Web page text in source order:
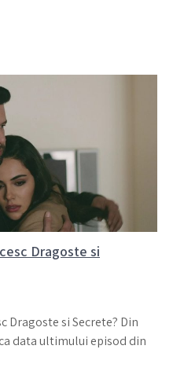
Dragoste si
Dragoste si Secrete? Din
data ultimului episod din